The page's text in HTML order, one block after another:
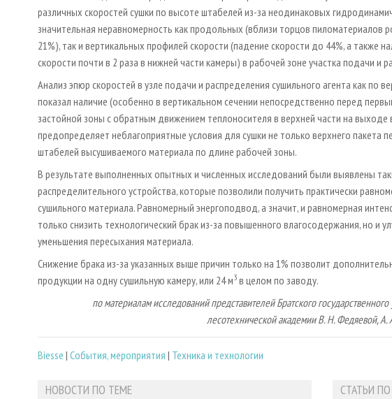
различных скоростей сушки по высоте штабелей из-за неодинаковых
значительная неравномерность как продольных (вблизи торцов пиломатериалов
21%), так и вертикальных профилей скорости (падение скорости до 44%, а также
скорости почти в 2 раза в нижней части камеры) в рабочей зоне участка подачи и
Анализ эпюр скоростей в узле подачи и распределения сушильного агента как по
показал наличие (особенно в вертикальном сечении непосредственно перед
застойной зоны с обратным движением теплоносителя в верхней части на
предопределяет неблагоприятные условия для сушки не только верхнего пакета
штабелей высушиваемого материала по длине рабочей зоны.
В результате выполненных опытных и численных исследований были выявлены
распределительного устройства, которые позволили получить практически
сушильного материала. Равномерный энергоподвод, а значит, и равномерная
только снизить технологический брак из-за повышенного влагосодержания, но и
уменьшения пересыхания материала.
Снижение брака из-за указанных выше причин только на 1% позволит
продукции на одну сушильную камеру, или 24 м3 в целом по заводу.
по материалам исследований представителей Братского
лесотехнической академии В. Н. Федяевой, А.
Biesse | События, мероприятия | Техника и технологии
НОВОСТИ ПО ТЕМЕ СТАТЬИ